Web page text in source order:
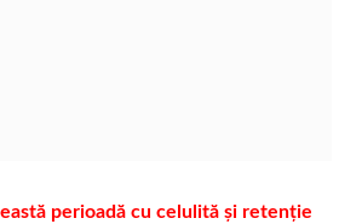
perioadă cu celulită și retenție